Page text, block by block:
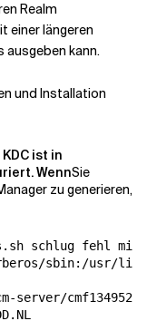
Realm
einer längeren
ausgeben kann.
und Installation
ist in
WennSie
zu generieren,
schlug fehl
sbin:/usr/
server/